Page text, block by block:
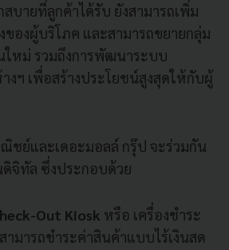
บายที่ลูกค้าได้รับ ยังสามารถเพิ่ม
องผู้บริโภค และสามารถขยายกลุ่ม
ใหม่ รวมถึงการพัฒนาระบบ
งฯ เพื่อสร้างประโยชน์สูงสุดให้กับผู้
ชย์และเดอะมอลล์ กรุ๊ป จะร่วมกัน
จิทัล ซึ่งประกอบด้วย
Out Kiosk หรือ เครื่องชำระ
ามารถชำระค่าสินค้าแบบไร้เงินสด